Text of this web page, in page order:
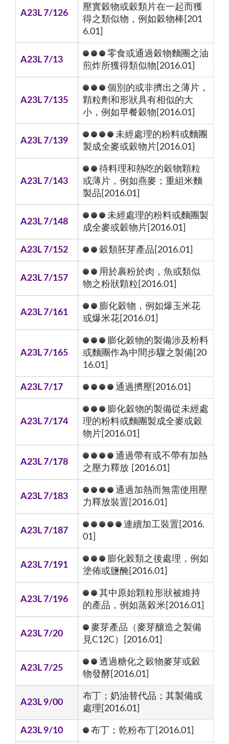
A23L 7/126
壓實穀物或穀類片在一起而獲
得之類似物，例如穀物棒[201
6.01]
A23L 7/13
零食或通過穀物麵團之油
煎炸所獲得類似物[2016.01]
A23L 7/135
個別的或非擠出之薄片，
顆粒劑和形狀具有相似的大
小，例如早餐穀物[2016.01]
A23L 7/139
未經處理的粉料或麵團
製成全麥或穀物片[2016.01]
A23L 7/143
待料理和熱吃的穀物顆粒
或薄片，例如燕麥；重組米麵
製品[2016.01]
A23L 7/148
未經處理的粉料或麵團製
成全麥或穀物片[2016.01]
A23L 7/152 穀類胚芽產品[2016.01]
A23L 7/157
用於裹粉於肉，魚或類似
物之粉狀顆粒[2016.01]
A23L 7/161
膨化穀物，例如爆玉米花
或爆米花[2016.01]
A23L 7/165
膨化穀物的製備涉及粉料
或麵團作為中間步驟之製備[20
16.01]
A23L 7/17 通過擠壓[2016.01]
A23L 7/174
膨化穀物的製備從未經處
理的粉料或麵團製成全麥或穀
物片[2016.01]
A23L 7/178
通過帶有或不帶有加熱
之壓力釋放 [2016.01]
A23L 7/183
通過加熱而無需使用壓
力釋放裝置[2016.01]
A23L 7/187
連續加工裝置[2016.
01]
A23L 7/191
膨化榖類之後處理，例如
塗佈或鹽醃[2016.01]
A23L 7/196
其中原始顆粒形狀被維持
的產品，例如蒸穀米[2016.01]
A23L 7/20
麥芽產品（麥芽釀造之製備
見C12C）[2016.01]
A23L 7/25
透過糖化之穀物麥芽或穀
物發酵[2016.01]
A23L 9/00
布丁；奶油替代品；其製備或
處理[2016.01]
A23L 9/10 布丁；乾粉布丁[2016.01]